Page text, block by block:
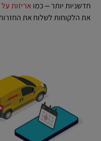
חדשניות יותר – כמו אריזות
את הלקוחות לשלוח את